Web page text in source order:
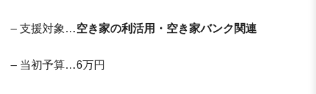
– 支援対象…空き家の利活用・空き家バンク関連
– 当初予算…6万円